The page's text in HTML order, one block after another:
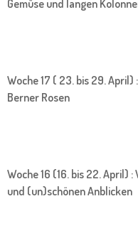
Gemüse und langen
Woche 17 ( 23. bis 29.
Berner Rosen
Woche 16 (16. bis 22. April)
und (un)schönen Anblicken